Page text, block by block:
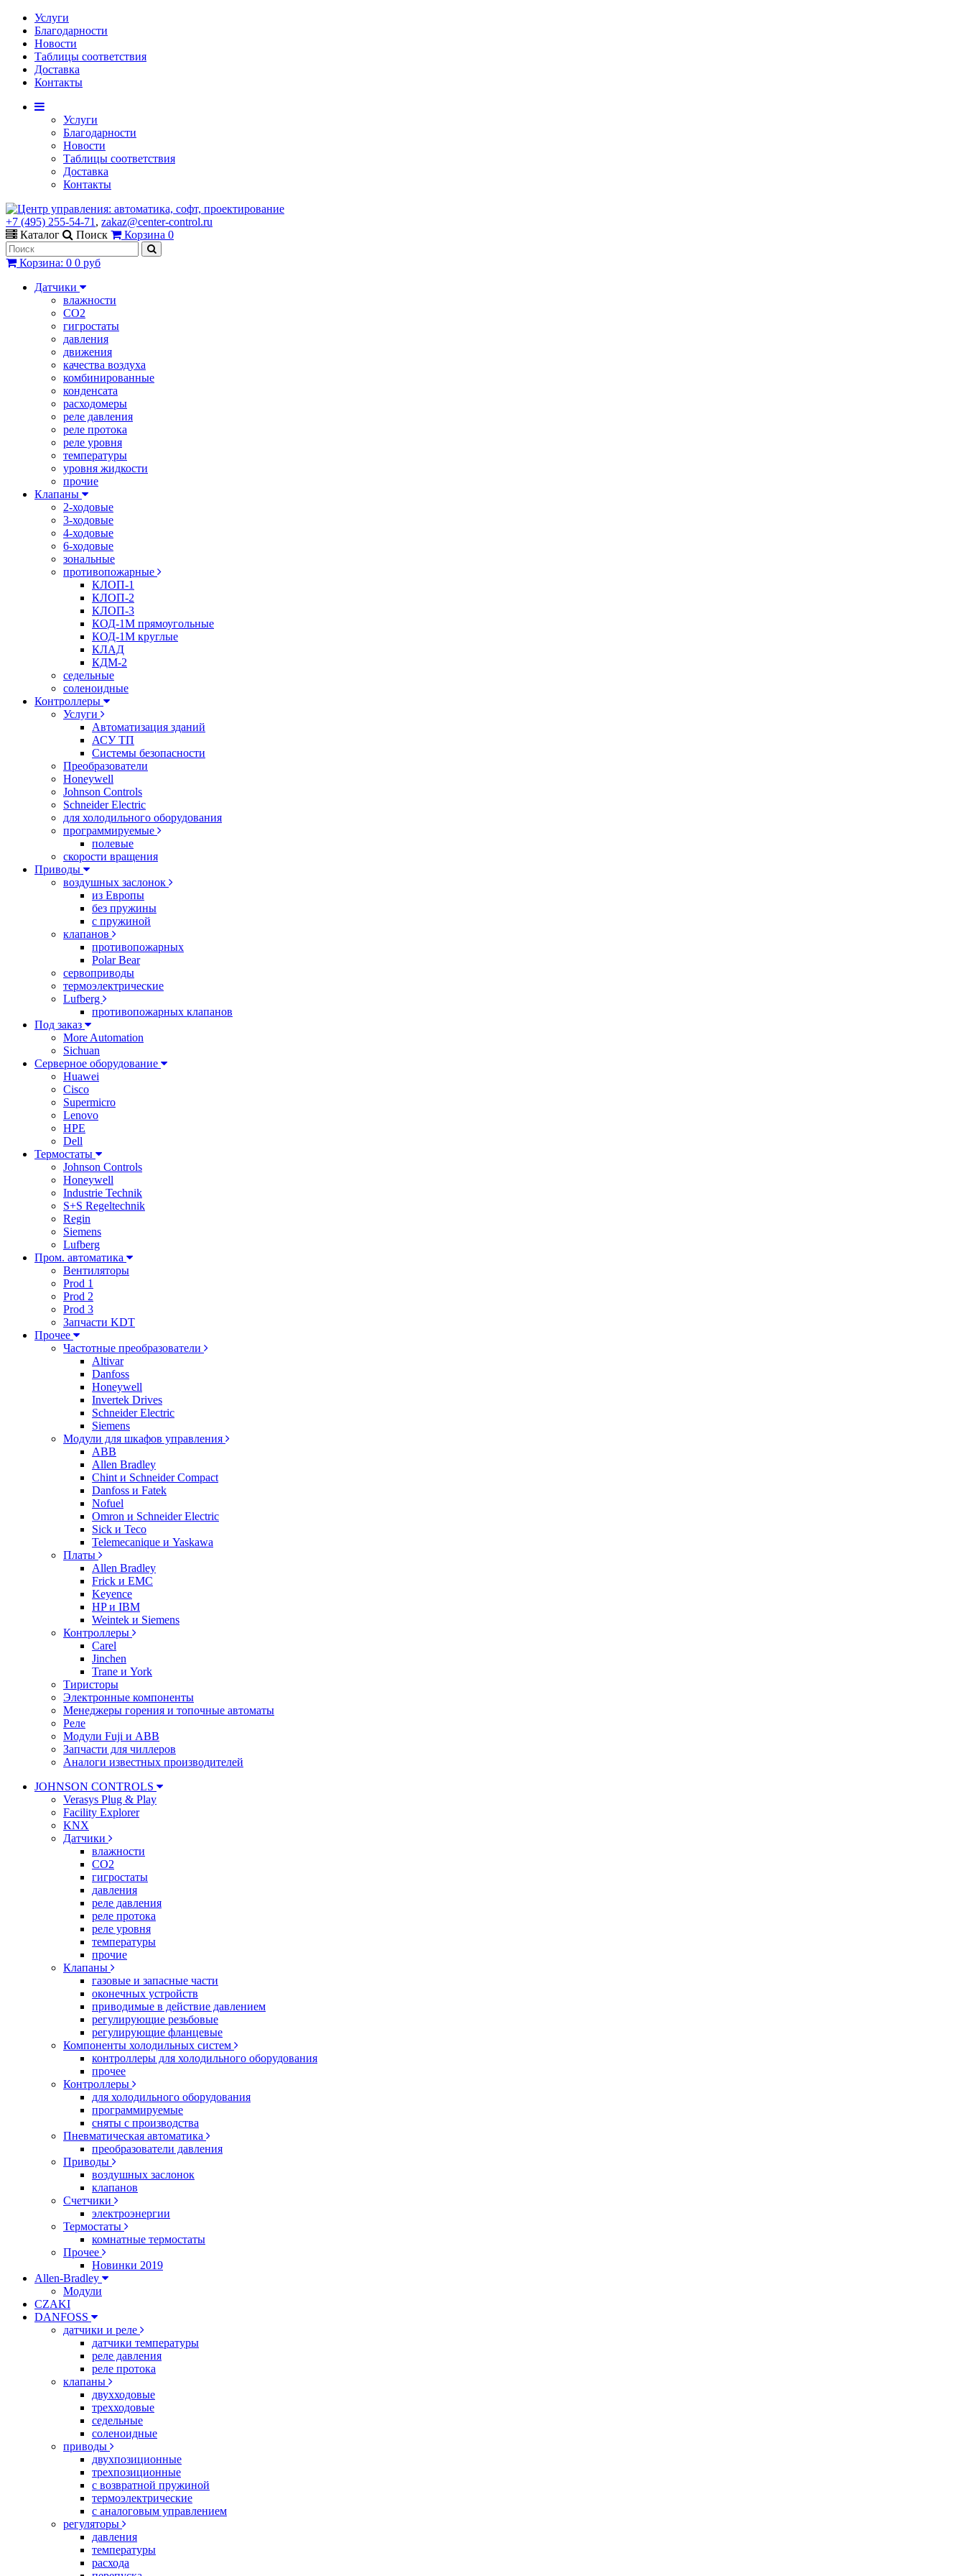
Услуги
Благодарности
Новости
Таблицы соответствия
Доставка
Контакты
Услуги
Благодарности
Новости
Таблицы соответствия
Доставка
Контакты
+7 (495) 255-54-71 , zakaz@center-control.ru
Каталог
Поиск Корзина 0
Корзина: 0 0 руб
Датчики
влажности
CO2
гигростаты
давления
движения
качества воздуха
комбинированные
конденсата
расходомеры
реле давления
реле протока
реле уровня
температуры
уровня жидкости
прочие
Клапаны
2-ходовые
3-ходовые
4-ходовые
6-ходовые
зональные
противопожарные
КЛОП-1
КЛОП-2
КЛОП-3
КОД-1М прямоугольные
КОД-1М круглые
КЛАД
КДМ-2
седельные
соленоидные
Контроллеры
Услуги
Автоматизация зданий
АСУ ТП
Системы безопасности
Преобразователи
Honeywell
Johnson Controls
Schneider Electric
для холодильного оборудования
программируемые
полевые
скорости вращения
Приводы
воздушных заслонок
из Европы
без пружины
с пружиной
клапанов
противопожарных
Polar Bear
сервоприводы
термоэлектрические
Lufberg
противопожарных клапанов
Под заказ
More Automation
Sichuan
Серверное оборудование
Huawei
Cisco
Supermicro
Lenovo
HPE
Dell
Термостаты
Johnson Controls
Honeywell
Industrie Technik
S+S Regeltechnik
Regin
Siemens
Lufberg
Пром. автоматика
Вентиляторы
Prod 1
Prod 2
Prod 3
Запчасти KDT
Прочее
Частотные преобразователи
Altivar
Danfoss
Honeywell
Invertek Drives
Schneider Electric
Siemens
Модули для шкафов управления
ABB
Allen Bradley
Chint и Schneider Compact
Danfoss и Fatek
Nofuel
Omron и Schneider Electric
Sick и Teco
Telemecanique и Yaskawa
Платы
Allen Bradley
Frick и EMC
Keyence
HP и IBM
Weintek и Siemens
Контроллеры
Carel
Jinchen
Trane и York
Тиристоры
Электронные компоненты
Менеджеры горения и топочные автоматы
Реле
Модули Fuji и ABB
Запчасти для чиллеров
Аналоги известных производителей
JOHNSON CONTROLS
Verasys Plug & Play
Facility Explorer
KNX
Датчики
влажности
CO2
гигростаты
давления
реле давления
реле протока
реле уровня
температуры
прочие
Клапаны
газовые и запасные части
оконечных устройств
приводимые в действие давлением
регулирующие резьбовые
регулирующие фланцевые
Компоненты холодильных систем
контроллеры для холодильного оборудования
прочее
Контроллеры
для холодильного оборудования
программируемые
сняты с производства
Пневматическая автоматика
преобразователи давления
Приводы
воздушных заслонок
клапанов
Счетчики
электроэнергии
Термостаты
комнатные термостаты
Прочее
Новинки 2019
Allen-Bradley
Модули
CZAKI
DANFOSS
датчики и реле
датчики температуры
реле давления
реле протока
клапаны
двухходовые
трехходовые
седельные
соленоидные
приводы
двухпозиционные
трехпозиционные
с возвратной пружиной
термоэлектрические
с аналоговым управлением
регуляторы
давления
температуры
расхода